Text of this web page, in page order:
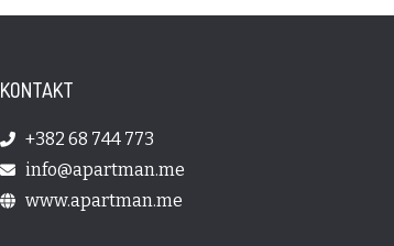
KONTAKT
+382 68 744 773
info@apartman.me
www.apartman.me